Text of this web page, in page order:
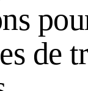
de